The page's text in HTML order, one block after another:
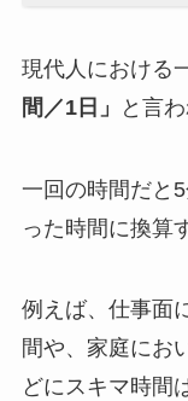
現代人における
間／1日」
と言
一回の時間だと
った時間に換算
例えば、仕事面
間や、家庭にお
どにスキマ時間